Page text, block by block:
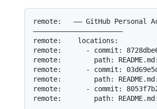
remote:   —— GitHub Personal
——————————————————————
remote:    locations:
remote:      - commit:
remote:        path:
remote:      - commit:
remote:        path:
remote:      - commit: